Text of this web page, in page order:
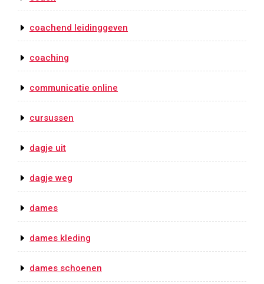
coachend leidinggeven
coaching
communicatie online
cursussen
dagje uit
dagje weg
dames
dames kleding
dames schoenen